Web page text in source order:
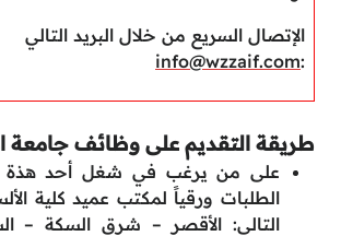
الإتصال السريع من خلال البريد التالي
:
info@wzzaif.com
طريقة التقديم على وظائف جامعة
على من يرغب في شغل أحد هذة
الطلبات ورقياً لمكتب عميد كلية
التالي: الأقصر – شرق السكة –